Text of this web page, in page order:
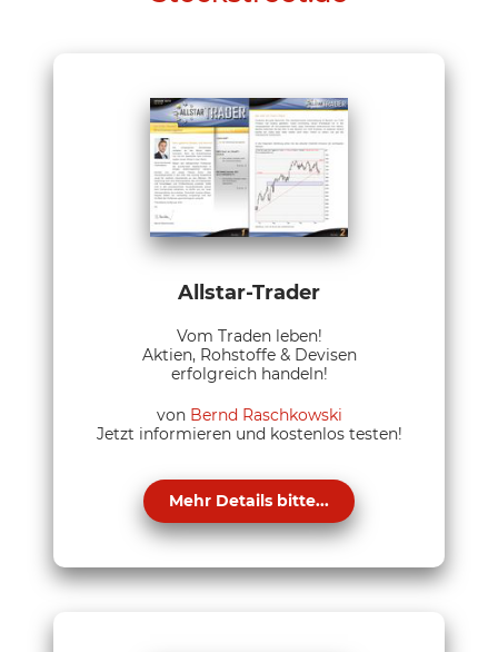
Allstar-Trader
Vom Traden leben!
Aktien, Rohstoffe & Devisen
erfolgreich handeln!
von Bernd Raschkowski
Jetzt informieren und kostenlos testen!
Mehr Details bitte...